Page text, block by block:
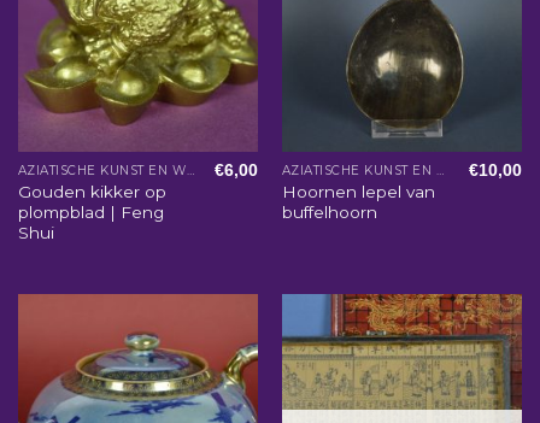
AZIATISCHE KUNST EN WOONACCESSOIRES
Gouden kikker op
plompblad | Feng
Shui
€6,00 AZIATISCHE KUNST EN WOONACCESSOIRES
Hoornen lepel van
buffelhoorn
€10,00